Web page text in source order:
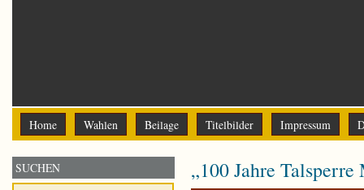
Home Wahlen Beilage Titelbilder Impressum
„100 Jahre Talsperre
SUCHEN